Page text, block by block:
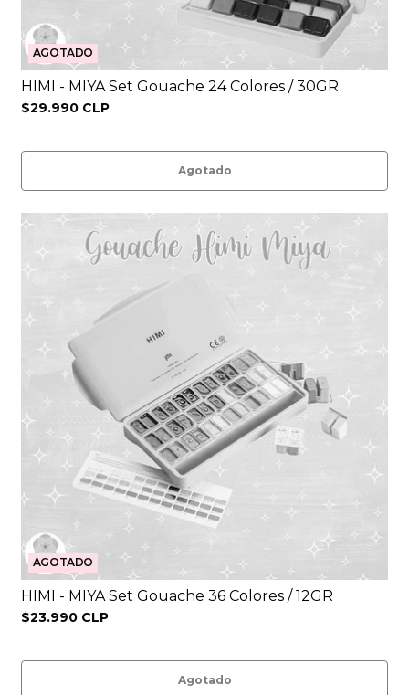
AGOTADO
HIMI - MIYA Set Gouache 24 Colores / 30GR
$29.990 CLP
Agotado
AGOTADO
HIMI - MIYA Set Gouache 36 Colores / 12GR
$23.990 CLP
Agotado